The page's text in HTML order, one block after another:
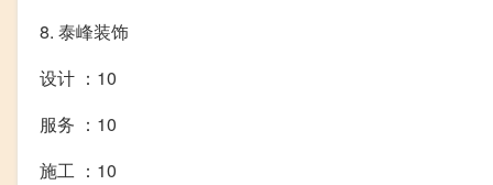
8. 泰峰装饰
设计 ：10
服务 ：10
施工 ：10